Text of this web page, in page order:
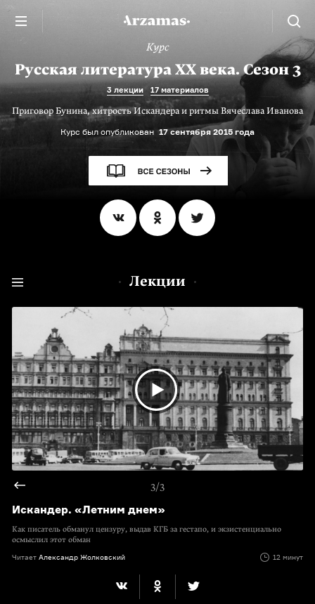
Курс
Русская литература XX века. Сезон 3
3 лекции 17 материалов
Приговор Бунина, хитрость Искандера и ритмы Вячеслава Иванова
Курс был опубликован 17 сентября 2015 года
Лекции
3/3
Искандер. «Летним днем»
Как писатель обманул цензуру, выдав КГБ за гестапо, и экзистенциально
осмыслил этот обман
Читает Александр Жолковский 12 минут